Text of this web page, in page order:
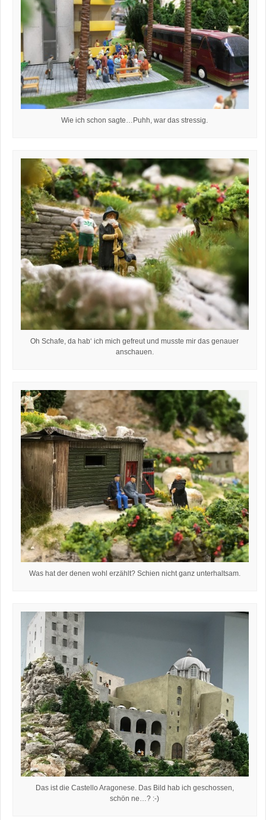
Wie ich schon sagte…Puhh, war das stressig.
Oh Schafe, da hab‘ ich mich gefreut und musste mir das genauer
anschauen.
Was hat der denen wohl erzählt? Schien nicht ganz unterhaltsam.
Das ist die Castello Aragonese. Das Bild hab ich geschossen,
schön ne…? :-)